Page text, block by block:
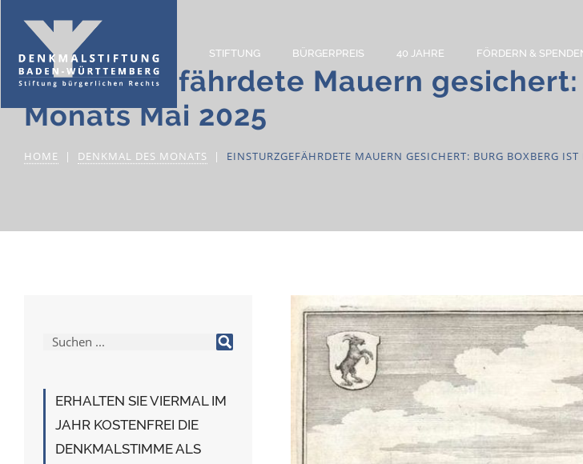
STIFTUNG BÜRGERPREIS 40 JAHRE FÖRDERN &
Einsturzgefährdete Mauern
Monats Mai 2025
HOME DENKMAL DES MONATS EINSTURZGEFÄHRDETE MAUERN GESICHERT: BURG BOXBERG
ERHALTEN SIE VIERMAL IM
JAHR KOSTENFREI DIE
DENKMALSTIMME ALS